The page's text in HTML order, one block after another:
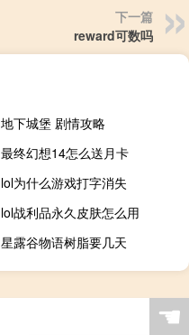
下一篇
reward可数吗
地下城堡 剧情攻略
最终幻想14怎么送月卡
lol为什么游戏打字消失
lol战利品永久皮肤怎么用
星露谷物语树脂要几天
☚